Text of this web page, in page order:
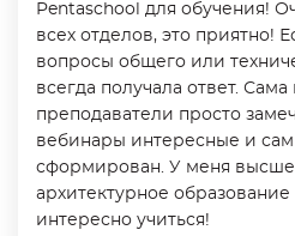
Pentaschool для обучения!
всех отделов, это приятно!
вопросы общего или
всегда получала ответ.
преподаватели просто
вебинары интересные и
сформирован. У меня
архитектурное
интересно учиться!